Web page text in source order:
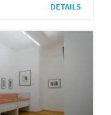
DETAILS